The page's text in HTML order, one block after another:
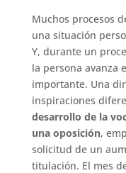
Muchos procesos
una situación
Y, durante un
la persona avanza
importante. Una
inspiraciones
desarrollo de la
una oposición,
solicitud de un
titulación. El mes